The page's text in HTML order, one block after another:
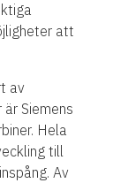
att
av
Siemens
Hela
till
Av